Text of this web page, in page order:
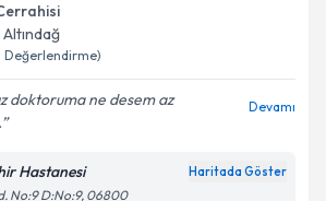
işlenmesine ilişkin
ve kişisel verilerimin belirtilen
işlenmesini kabul ediyorum.
Takvim Talebini Gönder
Altındağ
Değerlendirme)
doktoruma ne desem az
Devamı
Hastanesi Haritada Göster
No:9 D:No:9, 06800